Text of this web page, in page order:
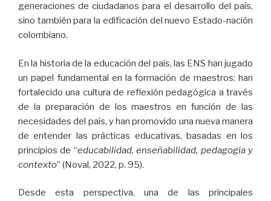
generaciones de ciudadanos para el desarrollo del país,
sino también para la edificación del nuevo Estado-nación
colombiano.
En la historia de la educación del país, las ENS han jugado
un papel fundamental en la formación de maestros: han
fortalecido una cultura de reflexión pedagógica a través
de la preparación de los maestros en función de las
necesidades del país, y han promovido una nueva manera
de entender las prácticas educativas, basadas en los
principios de “educabilidad, enseñabilidad, pedagogía y
contexto” (Noval, 2022, p. 95).
Desde esta perspectiva, una de las principales